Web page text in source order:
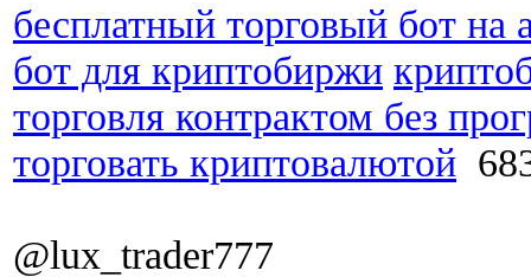
бесплатный торговый бот на
бот для криптобиржи
торговля контрактом без
торговать криптовалютой
@lux_trader777